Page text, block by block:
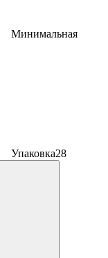
Минимальная
Упаковка28